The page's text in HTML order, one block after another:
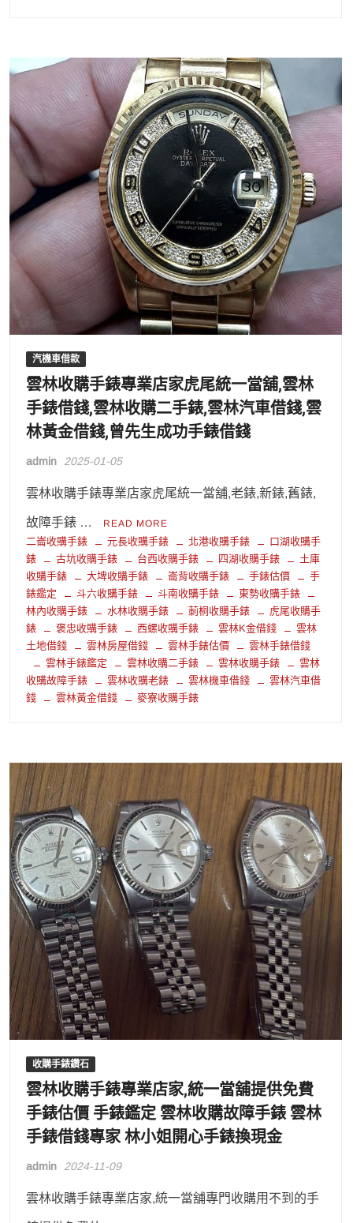
汽機車借款
雲林收購手錶專業店家虎尾統一當舖,雲林
手錶借錢,雲林收購二手錶,雲林汽車借錢,雲
林黃金借錢,曾先生成功手錶借錢
admin 2025-01-05
雲林收購手錶專業店家虎尾統一當舖,老錶,新錶,舊錶,
故障手錶 … READ MORE
二崙收購手錶 元長收購手錶 北港收購手錶
口湖收購手
錶
古坑收購手錶 台西收購手錶 四湖收購手錶
土庫
收購手錶
大埤收購手錶 崙背收購手錶 手錶估價
手
錶鑑定
斗六收購手錶 斗南收購手錶
東勢收購手錶
林內收購手錶
水林收購手錶 莿桐收購手錶
虎尾收購手
錶
褒忠收購手錶 西螺收購手錶 雲林K金借錢
雲林
土地借錢
雲林房屋借錢 雲林手錶估價
雲林手錶借錢
雲林手錶鑑定
雲林收購二手錶 雲林收購手錶
雲林
收購故障手錶
雲林收購老錶 雲林機車借錢
雲林汽車借
錢
雲林黃金借錢 麥寮收購手錶
收購手錶鑽石
雲林收購手錶專業店家,統一當舖提供免費
手錶估價 手錶鑑定 雲林收購故障手錶 雲林
手錶借錢專家 林小姐開心手錶換現金
admin 2024-11-09
雲林收購手錶專業店家,統一當舖專門收購用不到的手